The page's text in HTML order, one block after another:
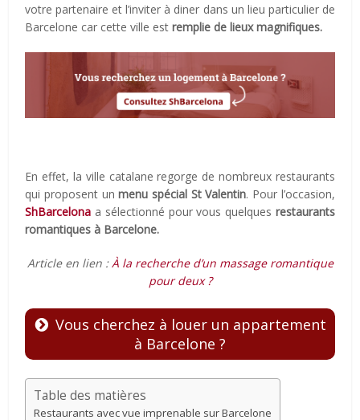
votre partenaire et l’inviter à diner dans un lieu particulier de
Barcelone car cette ville est remplie de lieux magnifiques.
En effet, la ville catalane regorge de nombreux restaurants
qui proposent unmenu spécial St Valentin. Pour l’occasion,
ShBarcelona a sélectionné pour vous quelques restaurants
romantiques à Barcelone.
Article en lien :À la recherche d’un massage romantique
pour deux ?
Vous cherchez à louer un appartement
à Barcelone ?
Table des matières
Restaurants avec vue imprenable sur Barcelone